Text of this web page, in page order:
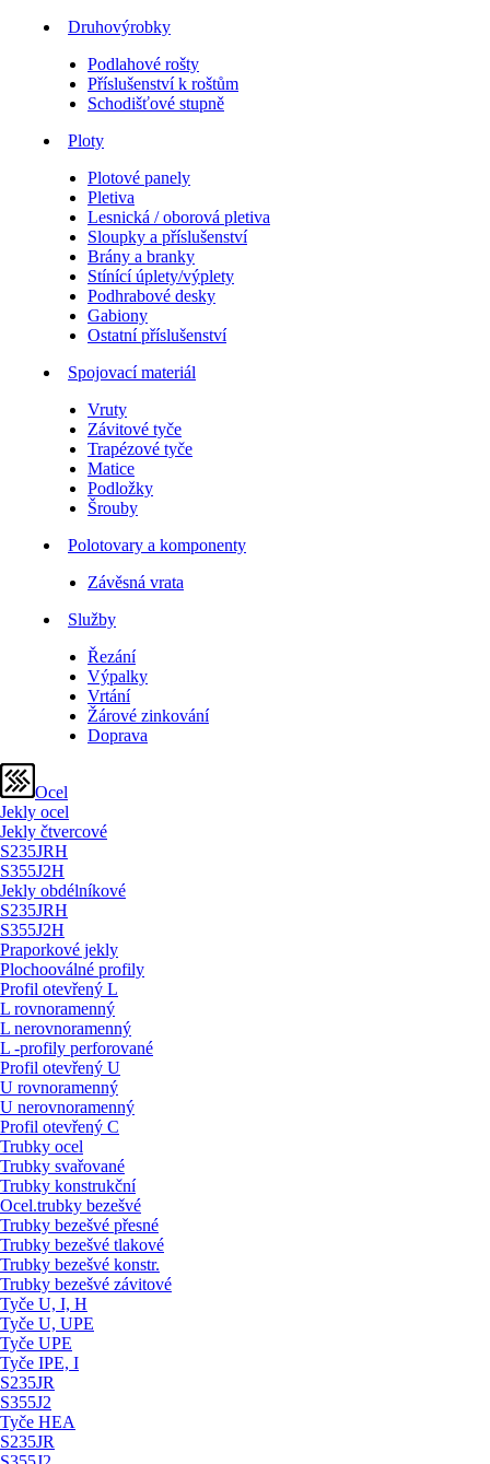
Druhovýrobky
Podlahové rošty
Příslušenství k roštům
Schodišťové stupně
Ploty
Plotové panely
Pletiva
Lesnická / oborová pletiva
Sloupky a příslušenství
Brány a branky
Stínící úplety/výplety
Podhrabové desky
Gabiony
Ostatní příslušenství
Spojovací materiál
Vruty
Závitové tyče
Trapézové tyče
Matice
Podložky
Šrouby
Polotovary a komponenty
Závěsná vrata
Služby
Řezání
Výpalky
Vrtání
Žárové zinkování
Doprava
Ocel
Jekly ocel
Jekly čtvercové
S235JRH
S355J2H
Jekly obdélníkové
S235JRH
S355J2H
Praporkové jekly
Plochooválné profily
Profil otevřený L
L rovnoramenný
L nerovnoramenný
L -profily perforované
Profil otevřený U
U rovnoramenný
U nerovnoramenný
Profil otevřený C
Trubky ocel
Trubky svařované
Trubky konstrukční
Ocel.trubky bezešvé
Trubky bezešvé přesné
Trubky bezešvé tlakové
Trubky bezešvé konstr.
Trubky bezešvé závitové
Tyče U, I, H
Tyče U, UPE
Tyče UPE
Tyče IPE, I
S235JR
S355J2
Tyče HEA
S235JR